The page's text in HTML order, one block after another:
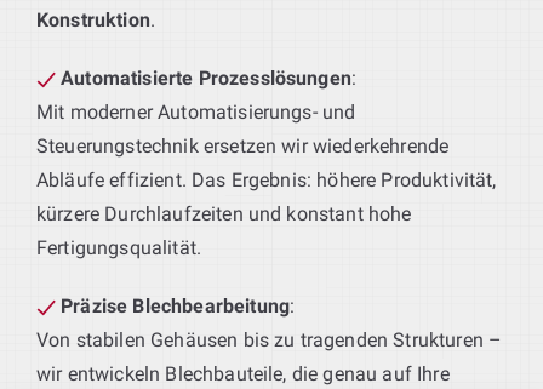
Konstruktion.
Automatisierte Prozesslösungen:
Mit moderner Automatisierungs- und
Steuerungstechnik ersetzen wir wiederkehrende
Abläufe effizient. Das Ergebnis: höhere Produktivität,
kürzere Durchlaufzeiten und konstant hohe
Fertigungsqualität.
Präzise Blechbearbeitung:
Von stabilen Gehäusen bis zu tragenden Strukturen –
wir entwickeln Blechbauteile, die genau auf Ihre